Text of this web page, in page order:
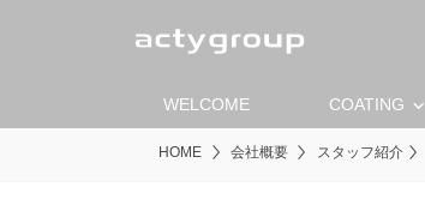
WELCOME COATING keyboard_arrow_down
HOME 会社概要 スタッフ紹介